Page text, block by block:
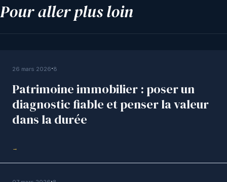
Pour aller plus loin
26 mars 2026·8
Patrimoine immobilier : poser un
diagnostic fiable et penser la valeur
dans la durée
→